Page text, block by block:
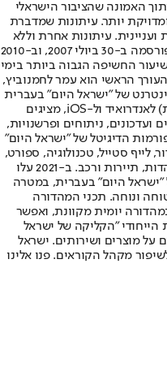
האמונה שהציבור הישראלי
יותר. עיתונות שמדברת
ועניינית. עיתונות אחרת וללא
תשלום. המהדורה המודפסת הראשונה פורסמה ב-30 ביולי 2007, וב-2010
החשיפה הגבוה ביותר בימי
הראשי הוא עמר לחמנוביץ,
של "ישראל היום" בעברית
ובאנגלית, כמו כן היישומונים (אפליקציות) לאנדרואיד ול-iOS, מציגים
ועדכונים, ניתוחים ופרשנויות,
הדיגיטל של "ישראל היום"
לייף סטייל, טכנולוגיה, ספורט,
כלכלה וצרכנות, בריאות, חיילים, אוכל, יהדות, תיירות ורכב. ב-2021 עלו
"ישראל היום" בעברית, במטרה
ונוחה. תכני המהדורה
יומית מקוונת, ואפשר
הייחודי "הקליקה של ישראל
על מוצרים ושירותים. ישראל
מקהל הקוראים. פנו אלינו